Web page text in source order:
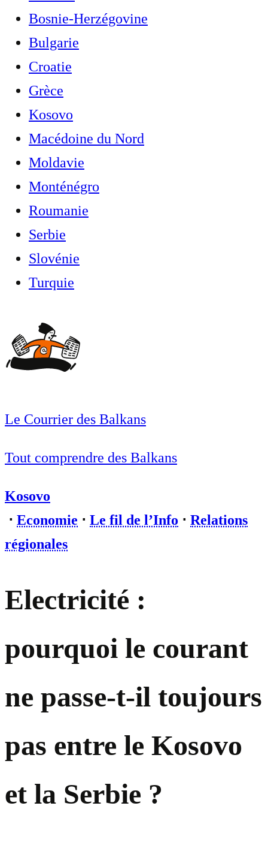
Bosnie-Herzégovine
Bulgarie
Croatie
Grèce
Kosovo
Macédoine du Nord
Moldavie
Monténégro
Roumanie
Serbie
Slovénie
Turquie
Le Courrier des Balkans
Tout comprendre des Balkans
Kosovo
⋅ Economie ⋅ Le fil de l’Info ⋅ Relations
régionales
Electricité :
pourquoi le courant
ne passe-t-il toujours
pas entre le Kosovo
et la Serbie ?